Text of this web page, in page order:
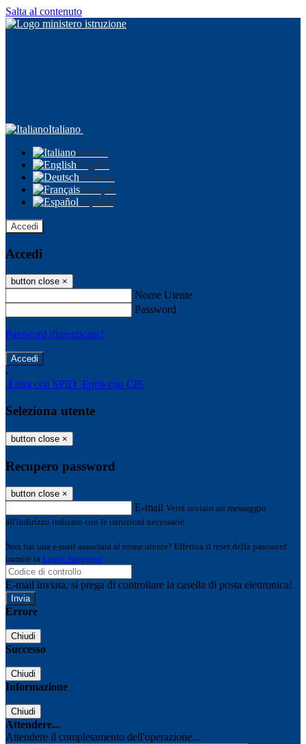
Salta al contenuto
Italiano
Italiano
English
Deutsch
Français
Español
Accedi
Accedi
button close ×
Nome Utente
Password
Password dimenticata?
-
Entra con SPID Entra con CIE
Seleziona utente
button close ×
Recupero password
button close ×
E-mail Verrà inviato un messaggio
all'indirizzo indicato con le istruzioni necessarie.
Non hai una e-mail associata al nome utente? Effettua il reset della password
tramite la Login Spaggiari
E-mail inviata, si prega di controllare la casella di posta elettronica!
Errore
Chiudi
Successo
Chiudi
Informazione
Chiudi
Attendere...
Attendere il completamento dell'operazione...